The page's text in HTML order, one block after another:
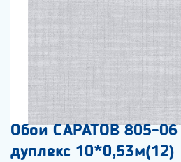
Обои САРАТОВ 805-
дуплекс 10*0,53м(12)